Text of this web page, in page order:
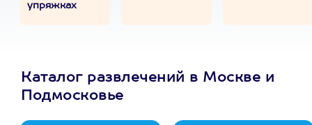
упряжках
Каталог развлечений в Москве и
Подмосковье